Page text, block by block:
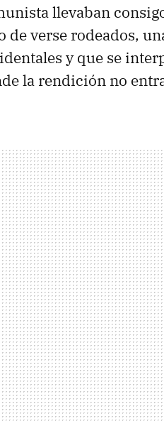
llevaban
de verse rodeados,
y que se
la rendición no